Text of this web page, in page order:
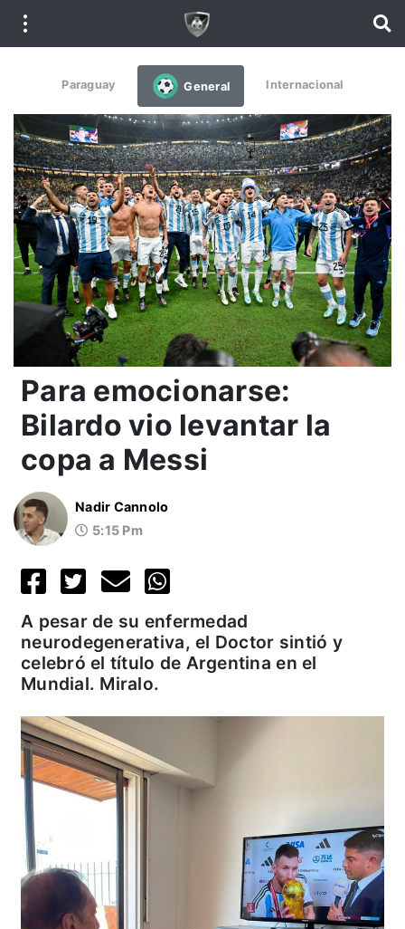
Paraguay General Internacional
Para emocionarse:
Bilardo vio levantar la
copa a Messi
Nadir Cannolo
5:15 Pm
A pesar de su enfermedad
neurodegenerativa, el Doctor sintió y
celebró el título de Argentina en el
Mundial. Miralo.